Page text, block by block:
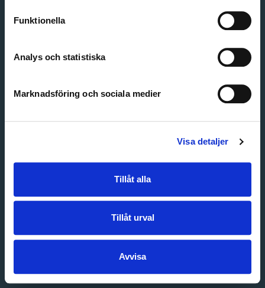
Funktionella
Analys och statistiska
Marknadsföring och sociala medier
Visa detaljer
Tillåt alla
Tillåt urval
Avvisa
Customer service